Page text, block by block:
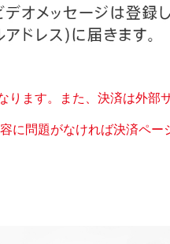
ります。また、決済は外部
に問題がなければ決済ペ